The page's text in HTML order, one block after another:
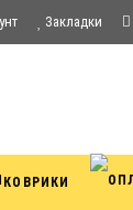
Закладки
КОВРИКИ